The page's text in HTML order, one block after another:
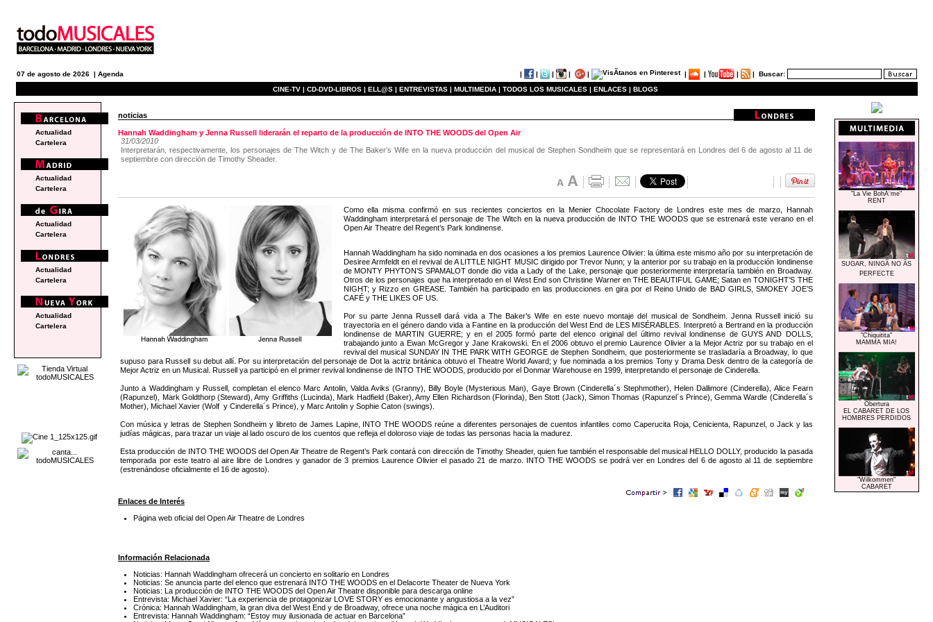
07 de agosto de 2026 | Agenda | | | | | | | | | Buscar:
CINE-TV | CD-DVD-LIBROS | ELL@S | ENTREVISTAS | MULTIMEDIA | TODOS LOS MUSICALES | ENLACES | BLOGS
noticias
Hannah Waddingham y Jenna Russell liderarán el reparto de la producción de INTO THE WOODS del Open Air
31/03/2010
Interpretarán, respectivamente, los personajes de The Witch y de The Baker’s Wife en la nueva producción del musical de Stephen Sondheim que se representará en Londres del 6 de agosto al 11 de
septiembre con dirección de Timothy Sheader.
Como ella misma confirmó en sus recientes conciertos en la Menier Chocolate Factory de Londres este mes de marzo, Hannah
Waddingham interpretará el personaje de The Witch en la nueva producción de INTO THE WOODS que se estrenará este verano en el
Open Air Theatre del Regent’s Park londinense.
Hannah Waddingham ha sido nominada en dos ocasiones a los premios Laurence Olivier: la última este mismo año por su interpretación de
Desiree Armfeldt en el revival de A LITTLE NIGHT MUSIC dirigido por Trevor Nunn; y la anterior por su trabajo en la producción londinense
de MONTY PHYTON’S SPAMALOT donde dio vida a Lady of the Lake, personaje que posteriormente interpretaría también en Broadway.
Otros de los personajes que ha interpretado en el West End son Christine Warner en THE BEAUTIFUL GAME; Satan en TONIGHT’S THE
NIGHT; y Rizzo en GREASE. También ha participado en las producciones en gira por el Reino Unido de BAD GIRLS, SMOKEY JOE’S
CAFÉ y THE LIKES OF US.
Por su parte Jenna Russell dará vida a The Baker’s Wife en este nuevo montaje del musical de Sondheim. Jenna Russell inició su
trayectoria en el género dando vida a Fantine en la producción del West End de LES MISÉRABLES. Interpretó a Bertrand en la producción
londinense de MARTIN GUERRE; y en el 2005 formó parte del elenco original del último revival londinense de GUYS AND DOLLS,
trabajando junto a Ewan McGregor y Jane Krakowski. En el 2006 obtuvo el premio Laurence Olivier a la Mejor Actriz por su trabajo en el
revival del musical SUNDAY IN THE PARK WITH GEORGE de Stephen Sondheim, que posteriormente se trasladaría a Broadway, lo que
supuso para Russell su debut allí. Por su interpretación del personaje de Dot la actriz británica obtuvo el Theatre World Award; y fue nominada a los premios Tony y Drama Desk dentro de la categoría de
Mejor Actriz en un Musical. Russell ya participó en el primer revival londinense de INTO THE WOODS, producido por el Donmar Warehouse en 1999, interpretando el personaje de Cinderella.
Junto a Waddingham y Russell, completan el elenco Marc Antolin, Valda Aviks (Granny), Billy Boyle (Mysterious Man), Gaye Brown (Cinderella´s Stephmother), Helen Dallimore (Cinderella), Alice Fearn
(Rapunzel), Mark Goldthorp (Steward), Amy Griffiths (Lucinda), Mark Hadfield (Baker), Amy Ellen Richardson (Florinda), Ben Stott (Jack), Simon Thomas (Rapunzel´s Prince), Gemma Wardle (Cinderella´s
Mother), Michael Xavier (Wolf y Cinderella´s Prince), y Marc Antolin y Sophie Caton (swings).
Con música y letras de Stephen Sondheim y libreto de James Lapine, INTO THE WOODS reúne a diferentes personajes de cuentos infantiles como Caperucita Roja, Cenicienta, Rapunzel, o Jack y las
judías mágicas, para trazar un viaje al lado oscuro de los cuentos que refleja el doloroso viaje de todas las personas hacia la madurez.
Esta producción de INTO THE WOODS del Open Air Theatre de Regent’s Park contará con dirección de Timothy Sheader, quien fue también el responsable del musical HELLO DOLLY, producido la pasada
temporada por este teatro al aire libre de Londres y ganador de 3 premios Laurence Olivier el pasado 21 de marzo. INTO THE WOODS se podrá ver en Londres del 6 de agosto al 11 de septiembre
(estrenándose oficialmente el 16 de agosto).
Enlaces de Interés
Página web oficial del Open Air Theatre de Londres
Información Relacionada
Noticias: Hannah Waddingham ofrecerá un concierto en solitario en Londres
Noticias: Se anuncia parte del elenco que estrenará INTO THE WOODS en el Delacorte Theater de Nueva York
Noticias: La producción de INTO THE WOODS del Open Air Theatre disponible para descarga online
Entrevista: Michael Xavier: “La experiencia de protagonizar LOVE STORY es emocionante y angustiosa a la vez”
Crónica: Hannah Waddingham, la gran diva del West End y de Broadway, ofrece una noche mágica en L’Auditori
Entrevista: Hannah Waddingham: “Estoy muy ilusionada de actuar en Barcelona”
Actualidad
Cartelera
Actualidad
Cartelera
Actualidad
Cartelera
Actualidad
Cartelera
Actualidad
Cartelera
"La Vie BohÃ¨me"
RENT
SUGAR, NINGÃ NO ÃS
PERFECTE
"Chiquitita"
MAMMA MIA!
Obertura
EL CABARET DE LOS
HOMBRES PERDIDOS
"Wilkommen"
CABARET